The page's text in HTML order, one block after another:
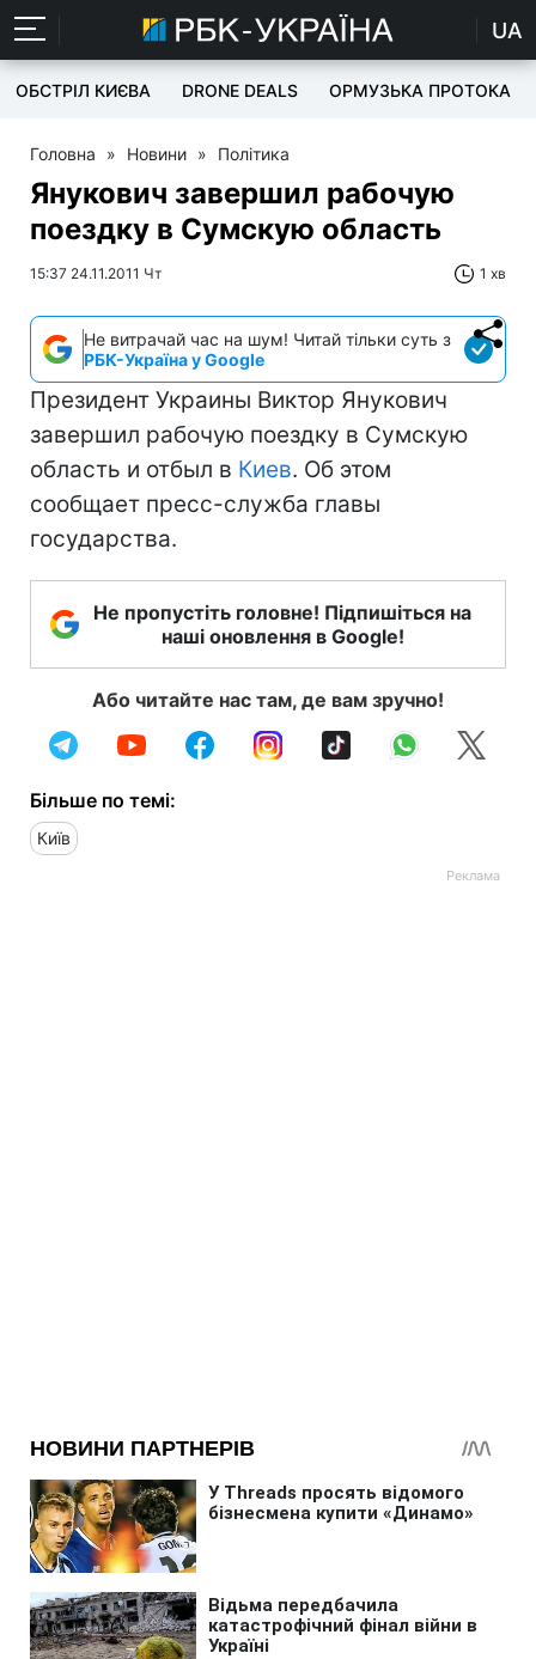
UA
ОБСТРІЛ КИЄВА DRONE DEALS ОРМУЗЬКА ПРОТОКА
Головна » Новини » Політика
Янукович завершил рабочую
поездку в Сумскую область
15:37 24.11.2011 Чт 1 хв
Не витрачай час на шум! Читай тільки суть з
РБК-Україна у Google
Президент Украины Виктор Янукович
завершил рабочую поездку в Сумскую
область и отбыл в Киев. Об этом
сообщает пресс-служба главы
государства.
Не пропустіть головне! Підпишіться на
наші оновлення в Google!
Або читайте нас там, де вам зручно!
Більше по темі:
Київ